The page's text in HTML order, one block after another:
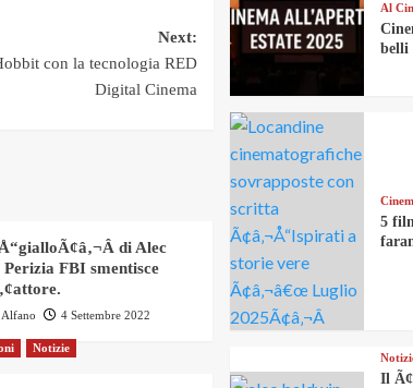
Next:
con la tecnologia RED
Digital Cinema
di Alec
FBI smentisce
Alfano 4 Settembre 2022
Notizie
Al
belli
5
Il